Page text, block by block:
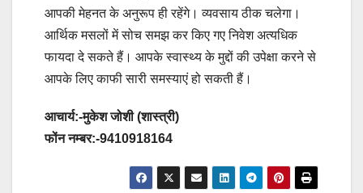
आपकी मेहनत के अनुरूप ही रहेंगे। व्यवसाय ठीक चलेगा।
आर्थिक मसलों में सोच समझ कर किए गए निवेश अत्यधिक
फायदा दे सकते हैं। आपके स्वास्थ्य के मुद्दों की उपेक्षा करने से
आपके लिए काफी सारी समस्याएं हो सकती हैं।
आचार्य:-मुकेश जोशी (शास्त्री)
फोंन नम्बर:-9410918164